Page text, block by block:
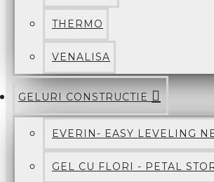
THERMO
VENALISA
GELURI CONSTRUCTIE
EVERIN- EASY LEVELING
GEL CU FLORI - PETAL